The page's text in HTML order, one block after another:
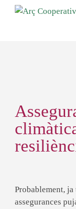
Probablement, ja
assegurances